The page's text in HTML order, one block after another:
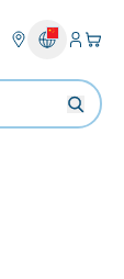
登入
您